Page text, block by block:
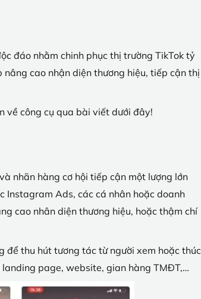
đáo nhằm chinh phục thị trường TikTok tỷ
cao nhận diện thương hiệu, tiếp cận thị
về công cụ qua bài viết dưới đây!
nhãn hàng cơ hội tiếp cận một lượng lớn
Instagram Ads, các cá nhân hoặc doanh
cao nhân diện thương hiệu, hoặc thậm chí
để thu hút tương tác từ người xem hoặc thúc
page, website, gian hàng TMĐT,…